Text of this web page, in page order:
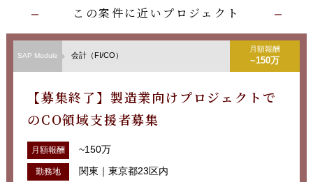
この案件に近いプロジェクト
SAP Module 会計（FI/CO）
月額報酬
~150万
【募集終了】製造業向けプロジェクトで
のCO領域支援者募集
月額報酬 ~150万
勤務地 関東｜東京都23区内